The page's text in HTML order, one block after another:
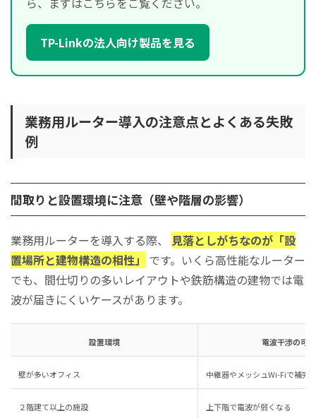
TP-Linkの法人向け製品を見る
業務用ルーター導入の注意点とよくある失敗
例
間取りと設置環境に注意（壁や階層の影響）
業務用ルーターを導入する際、 見落としがちなのが「設
置場所と建物構造の相性」
です。いくら高性能なルーター
でも、間仕切りの多いレイアウトや鉄筋構造の建物では電
波が届きにくいケースがあります。
設置環境 電波干渉の可
壁が多いオフィス 中継器やメッシュWi-Fiで補完
２階建て以上の施設 上下階で電波が弱くなる